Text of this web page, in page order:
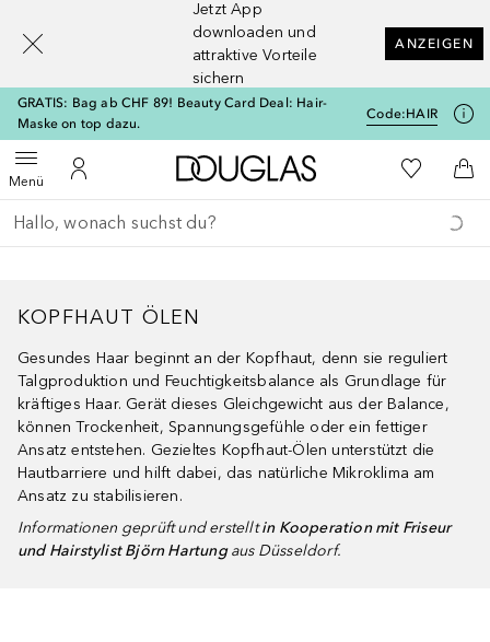
Jetzt App
downloaden und
attraktive Vorteile
sichern
ANZEIGEN
GRATIS: Bag ab CHF 89! Beauty Card Deal: Hair-
Maske on top dazu.
Code:HAIR
MenüMenü öffnenZu Meinem Kundenkonto
Zur Douglas Startseite
Zu Meiner
Gehe zurück
Suche ausführen
KOPFHAUT ÖLEN
Gesundes Haar beginnt an der Kopfhaut, denn sie reguliert
Talgproduktion und Feuchtigkeitsbalance als Grundlage für
kräftiges Haar. Gerät dieses Gleichgewicht aus der Balance,
können Trockenheit, Spannungsgefühle oder ein fettiger
Ansatz entstehen. Gezieltes Kopfhaut-Ölen unterstützt die
Hautbarriere und hilft dabei, das natürliche Mikroklima am
Ansatz zu stabilisieren.
Informationen geprüft und erstelltin Kooperation mit Friseur
und Hairstylist Björn Hartungaus Düsseldorf.
[navigation.slideout.screenreader]